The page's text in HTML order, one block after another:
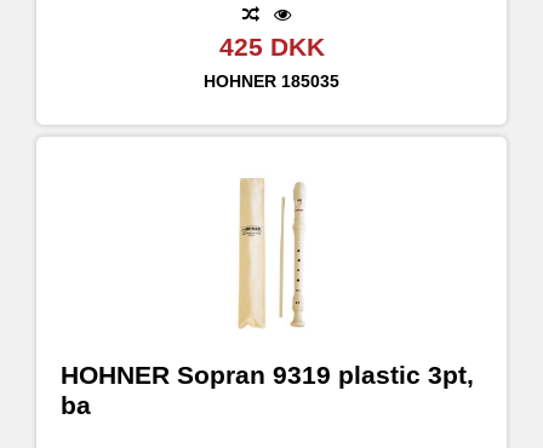
425 DKK
HOHNER 185035
HOHNER Sopran 9319 plastic 3pt,
ba